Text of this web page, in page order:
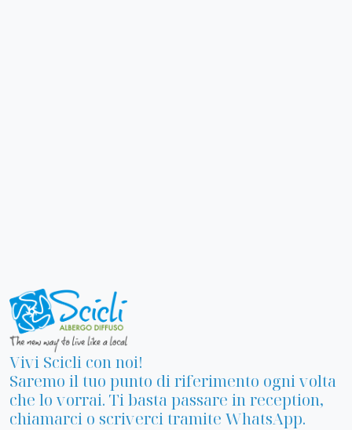
Vivi Scicli con noi!
Saremo il tuo punto di riferimento ogni volta
che lo vorrai. Ti basta passare in reception,
chiamarci o scriverci tramite WhatsApp.